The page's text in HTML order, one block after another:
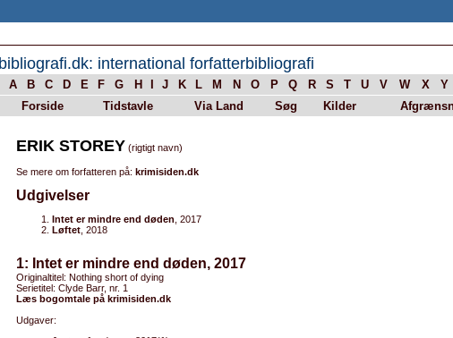
bibliografi.dk: international forfatterbibliografi
A B C D E F G H J K L M N O P Q R S T U V W X Y
Forside
Tidstavle Via Land Søg Kilder
ERIK STOREY (rigtigt navn)
Se mere om forfatteren på: krimisiden.dk
Udgivelser
Intet er mindre end døden , 2017
Løftet , 2018
1: Intet er mindre end døden, 2017
Originaltitel: Nothing short of dying
Serietitel: Clyde Barr, nr. 1
Læs bogomtale på krimisiden.dk
Udgaver: